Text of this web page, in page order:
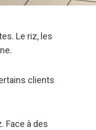
Le riz, les
clients
Face à des